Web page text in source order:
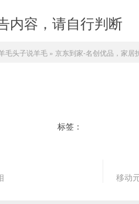
内容，请自行判断
毛头子说羊毛» 京东到家-名创优品，家居
标签：
移动